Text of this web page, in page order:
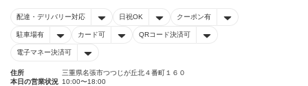
配達・デリバリー対応 日祝OK クーポン有
駐車場有 カード可 QRコード決済可
電子マネー決済可
住所
三重県名張市つつじが丘北４番町１６０
本日の営業状況 10:00〜18:00